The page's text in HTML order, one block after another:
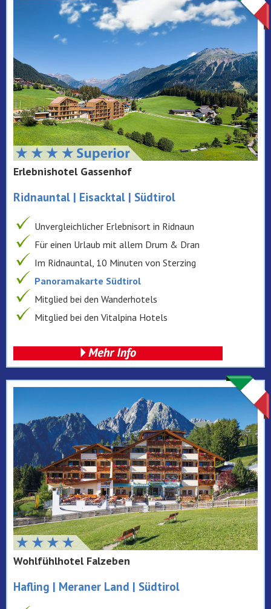
Erlebnishotel Gassenhof
Ridnauntal | Eisacktal | Südtirol
Unvergleichlicher Erlebnisort in Ridnaun
Für einen Urlaub mit allem Drum & Dran
Im Ridnauntal, 10 Minuten von Sterzing
Panoramakarte Südtirol
Mitglied bei den Wanderhotels
Mitglied bei den Vitalpina Hotels
Wohlfühlhotel Falzeben
Hafling | Meraner Land | Südtirol